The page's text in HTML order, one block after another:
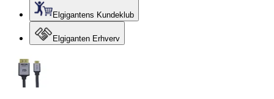
Elgigantens Kundeklub
Elgiganten Erhverv